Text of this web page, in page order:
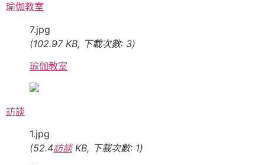
瑜伽教室
7.jpg
(102.97 KB, 下載次數: 3)
瑜伽教室
訪談
1.jpg
(52.4訪談KB, 下載次數: 1)